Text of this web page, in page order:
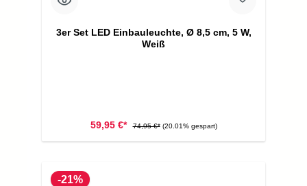
3er Set LED Einbauleuchte, Ø 8,5 cm, 5 W,
Weiß
59,95 €* 74,95 €* (20.01% gespart)
-21%